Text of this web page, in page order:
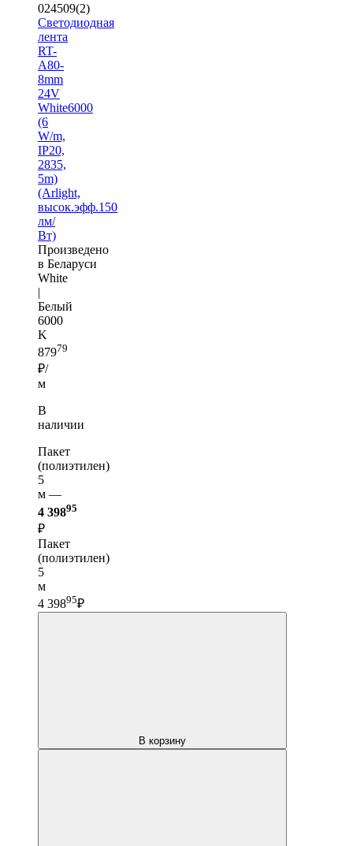
024509(2)
Светодиодная
лента
RT-
A80-
8mm
24V
White6000
(6
W/m,
IP20,
2835,
5m)
(Arlight,
высок.эфф.150
лм/
Вт)
Произведено
в Беларуси
White
|
Белый
6000
K
87979
₽/
м
В
наличии
Пакет
(полиэтилен)
5
м —
4 39895
₽
Пакет
(полиэтилен)
5
м
4 39895₽
В корзину